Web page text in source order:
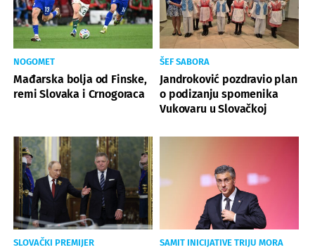
NOGOMET
Mađarska bolja od Finske,
remi Slovaka i Crnogoraca
ŠEF SABORA
Jandroković pozdravio plan
o podizanju spomenika
Vukovaru u Slovačkoj
SLOVAČKI PREMIJER SAMIT INICIJATIVE TRIJU MORA